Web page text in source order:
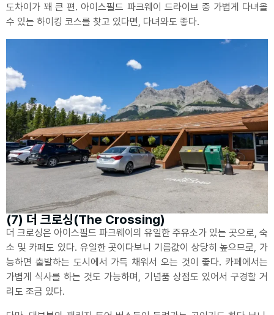
도차이가 꽤 큰 편. 아이스필드 파크웨이 드라이브 중 가볍게 다녀올
수 있는 하이킹 코스를 찾고 있다면, 다녀와도 좋다.
(7) 더 크로싱(The Crossing)
더 크로싱은 아이스필드 파크웨이의 유일한 주유소가 있는 곳으로, 숙
소 및 카페도 있다. 유일한 곳이다보니 기름값이 상당히 높으므로, 가
능하면 출발하는 도시에서 가득 채워서 오는 것이 좋다. 카페에서는
가볍게 식사를 하는 것도 가능하며, 기념품 상점도 있어서 구경할 거
리도 조금 있다.